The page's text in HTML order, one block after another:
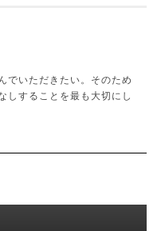
でいただきたい。そのため
しすることを最も大切にし